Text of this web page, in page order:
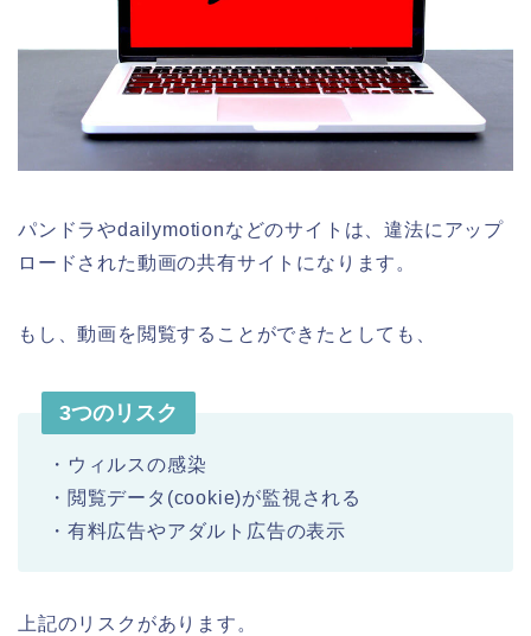
パンドラやdailymotionなどのサイトは、違法にアップ
ロードされた動画の共有サイトになります。
もし、動画を閲覧することができたとしても、
3つのリスク
・ウィルスの感染
・閲覧データ(cookie)が監視される
・有料広告やアダルト広告の表示
上記のリスクがあります。